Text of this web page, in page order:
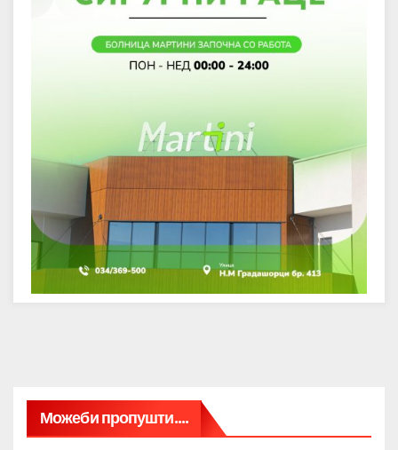
Можеби пропушти....